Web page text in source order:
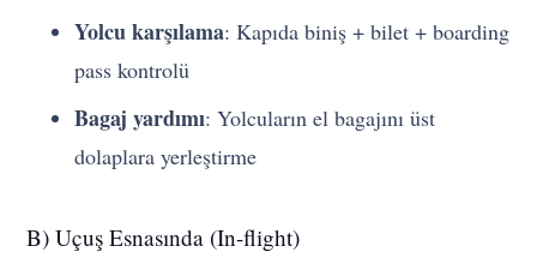
Yolcu karşılama: Kapıda biniş + bilet + boarding
pass kontrolü
Bagaj yardımı: Yolcuların el bagajını üst
dolaplara yerleştirme
B) Uçuş Esnasında (In-flight)